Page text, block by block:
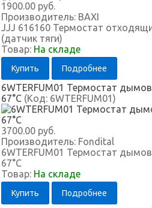
1900.00 руб.
Производитель: BAXI
JJJ 616160 Термостат
(датчик тяги)
Товар: На складе
Купить Подробнее
6WTERFUM01 Термостат
67°C (Код: 6WTERFUM01)
3700.00 руб.
Производитель: Fondital
6WTERFUM01 Термостат
67°C
Товар: На складе
Купить Подробнее